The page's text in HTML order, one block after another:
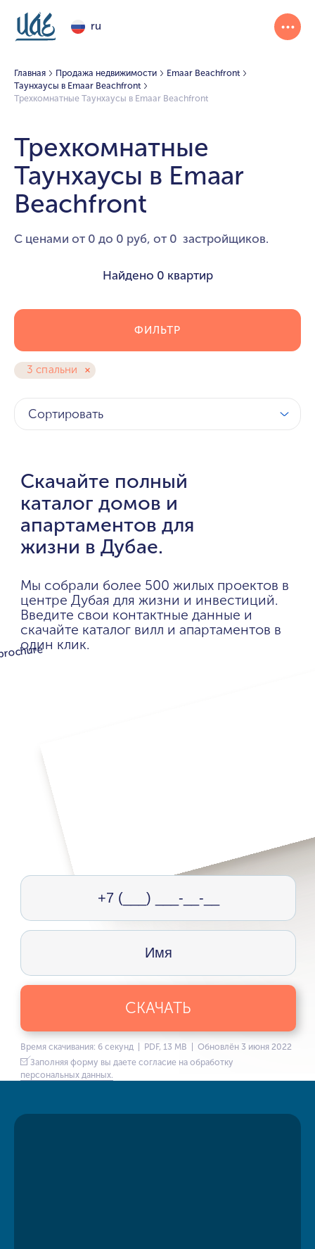
ru
Главная Продажа недвижимости
Emaar Beachfront
Таунхаусы в Emaar Beachfront
Трехкомнатные Таунхаусы в Emaar Beachfront
Трехкомнатные
Таунхаусы в Emaar
Beachfront
С ценами от 0 до 0 руб, от 0 застройщиков.
Найдено 0 квартир
3 спальни
ФИЛЬТР
Сортировать
Скачайте полный
каталог домов и
апартаментов для
жизни в Дубае.
Мы собрали более 500 жилых проектов в
центре Дубая для жизни и инвестиций.
Введите свои контактные данные и
скачайте каталог вилл и апартаментов в
один клик.
СКАЧАТЬ
Время скачивания: 6 секунд | PDF, 13 MB | Обновлён 3 июня 2022
Заполняя форму вы даете согласие на обработку
персональных данных.